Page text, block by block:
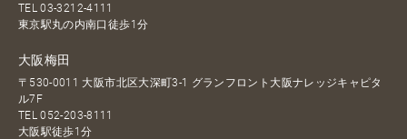
TEL03-3212-4111
東京駅丸の内南口徒歩1分
大阪梅田
〒530-0011 大阪市北区大深町3-1 グランフロント大阪ナレッジキャピタ
ル7F
TEL052-203-8111
大阪駅徒歩1分